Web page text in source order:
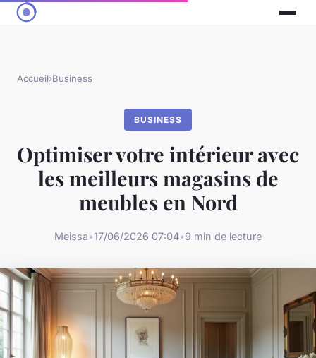
Accueil›Business
BUSINESS
Optimiser votre intérieur avec
les meilleurs magasins de
meubles en Nord
Meissa•17/06/2026 07:04•9 min de lecture